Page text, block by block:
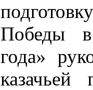
Победы
года»
казачьей